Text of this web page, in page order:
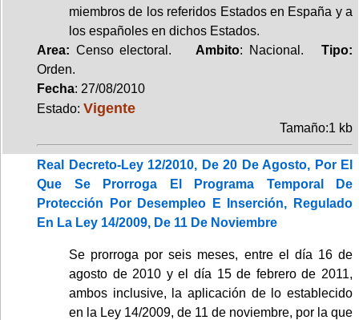
miembros de los referidos Estados en España y a
los españoles en dichos Estados.
Area: Censo electoral. Ambito: Nacional. Tipo:
Orden.
Fecha: 27/08/2010
Estado: Vigente
Tamaño:1 kb
Real Decreto-Ley 12/2010, De 20 De Agosto, Por El
Que Se Prorroga El Programa Temporal De
Protección Por Desempleo E Inserción, Regulado
En La Ley 14/2009, De 11 De Noviembre
Se prorroga por seis meses, entre el día 16 de
agosto de 2010 y el día 15 de febrero de 2011,
ambos inclusive, la aplicación de lo establecido
en la Ley 14/2009, de 11 de noviembre, por la que